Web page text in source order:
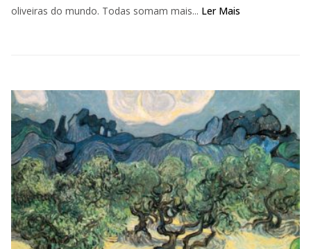
oliveiras do mundo. Todas somam mais... Ler Mais